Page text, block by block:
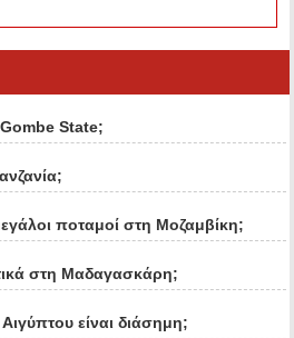
State;
ποταμοί στη Μοζαμβίκη;
στη Μαδαγασκάρη;
είναι διάσημη;